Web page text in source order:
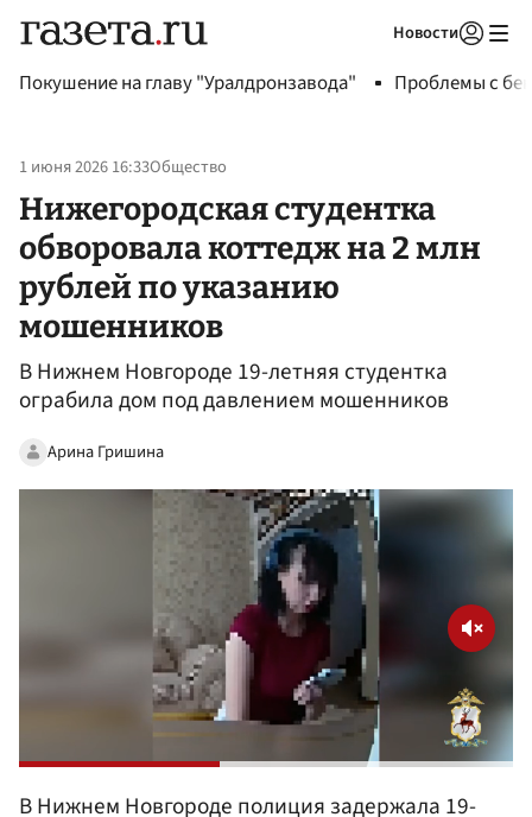
Новости
Покушение на главу "Уралдронзавода" Проблемы с
1 июня 2026 16:33Общество
Нижегородская студентка
обворовала коттедж на 2 млн
рублей по указанию
мошенников
В Нижнем Новгороде 19-летняя студентка
ограбила дом под давлением мошенников
Арина Гришина
В Нижнем Новгороде полиция задержала 19-